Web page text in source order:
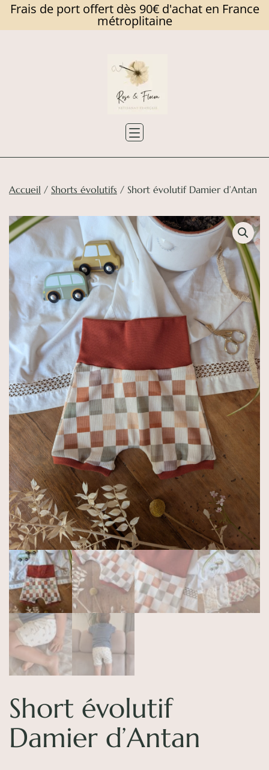
Frais de port offert dès 90€ d'achat en France
métroplitaine
Accueil / Shorts évolutifs / Short évolutif Damier d’Antan
Short évolutif
Damier d’Antan